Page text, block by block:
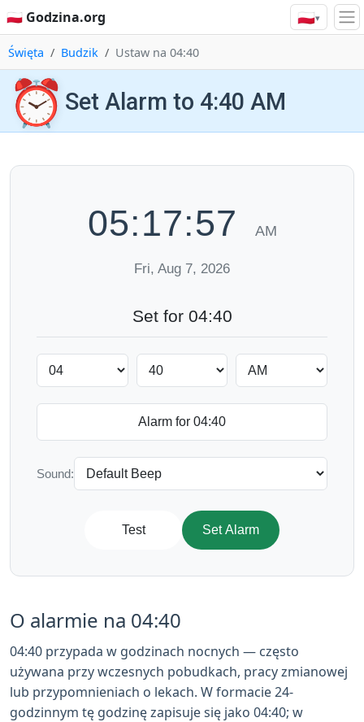
🇵🇱 Godzina.org 🇵🇱▾
Święta Budzik Ustaw na 04:40
⏰ Set Alarm to 4:40 AM
05:17:58 AM
Fri, Aug 7, 2026
Set for 04:40
Sound:
Test Set Alarm
O alarmie na 04:40
04:40 przypada w godzinach nocnych — często
używana przy wczesnych pobudkach, pracy zmianowej
lub przypomnieniach o lekach. W formacie 24-
godzinnym tę godzinę zapisuje się jako 04:40; w